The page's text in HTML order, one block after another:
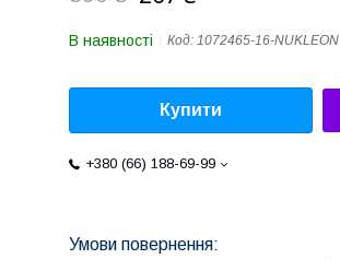
В наявності Код: 1072465-16-NUKLEON
Купити
+380 (66) 188-69-99